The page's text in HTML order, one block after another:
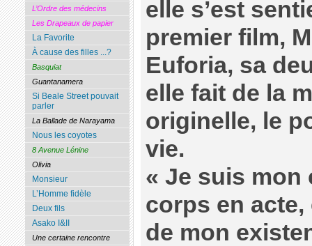
elle s’est
premier film,
Euforia, sa
elle fait de la
originelle, le
vie.
« Je suis mon
corps en
de mon
L’Ordre des médecins
Les Drapeaux de papier
La Favorite
À cause des filles ...?
Basquiat
Guantanamera
Si Beale Street pouvait
parler
La Ballade de Narayama
Nous les coyotes
8 Avenue Lénine
Olivia
Monsieur
L’Homme fidèle
Deux fils
Asako I&II
Une certaine rencontre